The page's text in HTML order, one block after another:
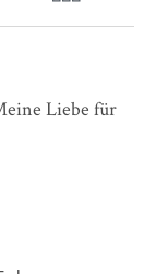
Liebe für